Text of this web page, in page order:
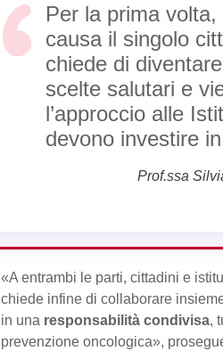
Per la prima
causa il singolo
chiede di
scelte salutari e
l’approccio alle
devono investire
Prof.ssa
«A entrambi le parti, cittadini e
chiede infine di collaborare
in una responsabilità condivisa,
prevenzione oncologica»,